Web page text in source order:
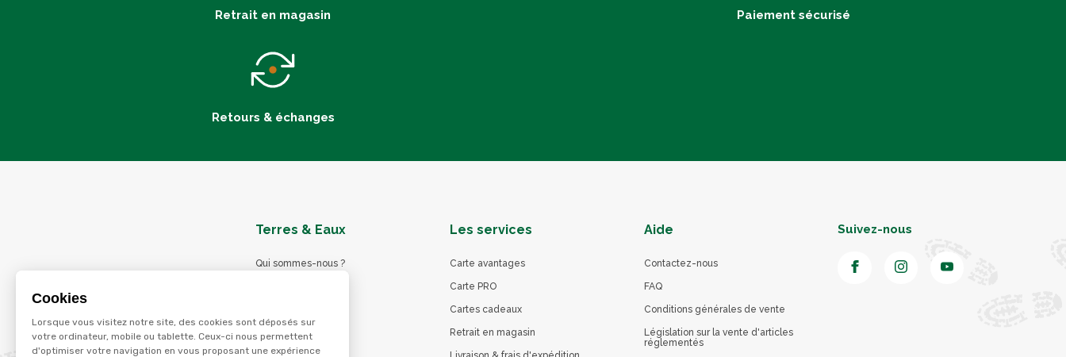
Cookies
Lorsque vous visitez notre site, des cookies sont déposés sur
votre ordinateur, mobile ou tablette. Ceux-ci nous permettent
d'optimiser votre navigation en vous proposant une expérience
Retrait en magasin Paiement sécurisé
Retours & échanges
Terres & Eaux
Qui sommes-nous ?
Nos services
Les services
Carte avantages
Carte PRO
Cartes cadeaux
Retrait en magasin
Aide
Contactez-nous
FAQ
Conditions générales de vente
Législation sur la vente d'articles
réglementés
Suivez-nous